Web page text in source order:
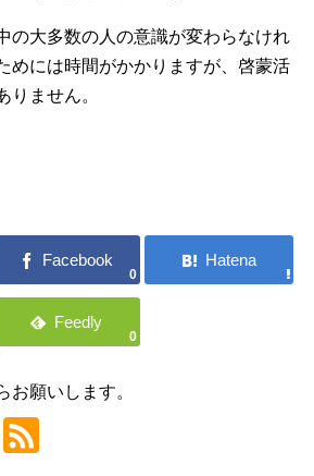
の大多数の人の意識が変わらなけれ
めには時間がかかりますが、啓蒙活
りません。
0
0
お願いします。